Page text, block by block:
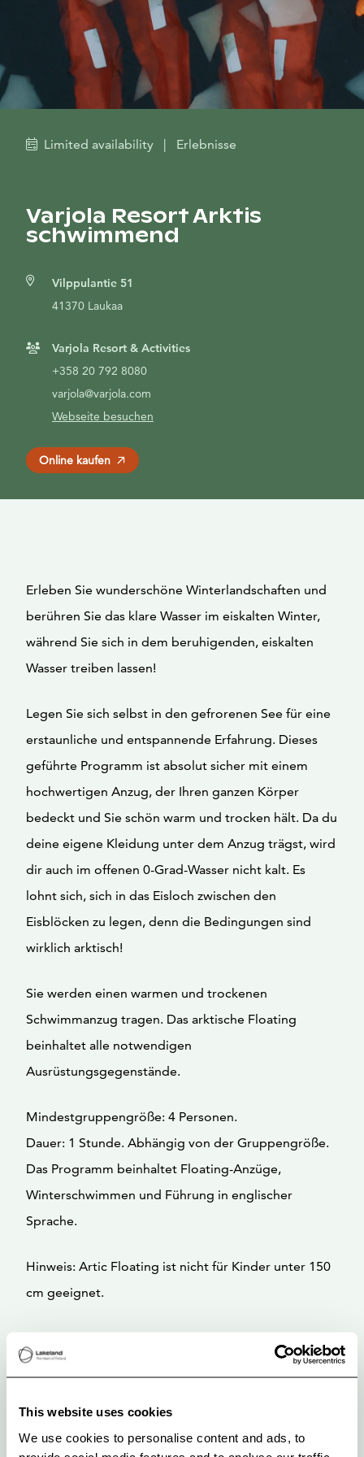
This website uses cookies
We use cookies to personalise content and ads, to
Limited availability | Erlebnisse
Varjola Resort Arktis
schwimmend
Vilppulantie 51
41370 Laukaa
Varjola Resort & Activities
+358 20 792 8080
varjola@varjola.com
Webseite besuchen
Online kaufen
Erleben Sie wunderschöne Winterlandschaften und
berühren Sie das klare Wasser im eiskalten Winter,
während Sie sich in dem beruhigenden, eiskalten
Wasser treiben lassen!
Legen Sie sich selbst in den gefrorenen See für eine
erstaunliche und entspannende Erfahrung. Dieses
geführte Programm ist absolut sicher mit einem
hochwertigen Anzug, der Ihren ganzen Körper
bedeckt und Sie schön warm und trocken hält. Da du
deine eigene Kleidung unter dem Anzug trägst, wird
dir auch im offenen 0-Grad-Wasser nicht kalt. Es
lohnt sich, sich in das Eisloch zwischen den
Eisblöcken zu legen, denn die Bedingungen sind
wirklich arktisch!
Sie werden einen warmen und trockenen
Schwimmanzug tragen. Das arktische Floating
beinhaltet alle notwendigen
Ausrüstungsgegenstände.
Mindestgruppengröße: 4 Personen.
Dauer: 1 Stunde. Abhängig von der Gruppengröße.
Das Programm beinhaltet Floating-Anzüge,
Winterschwimmen und Führung in englischer
Sprache.
Hinweis: Artic Floating ist nicht für Kinder unter 150
cm geeignet.